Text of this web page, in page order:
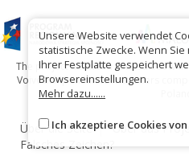
The project has been carried out with
Voivodship within tourist offers
Über die Seite Über das
Falsches Zeichen?
Unsere Website verwendet
statistische Zwecke. Wenn
Ihrer Festplatte gespeichert
Browsereinstellungen.
Mehr dazu......
Ich akzeptiere Cookies